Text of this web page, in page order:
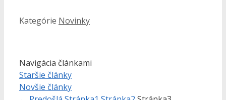
Kategórie Novinky
Navigácia článkami
Staršie články
Novšie články